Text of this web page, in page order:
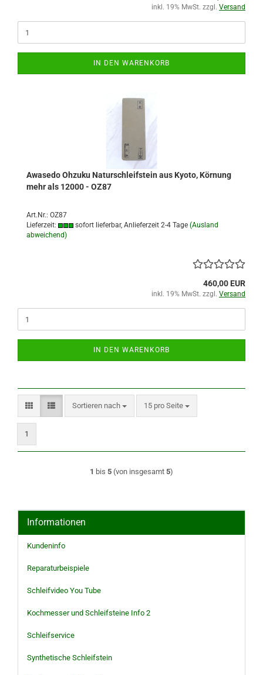
inkl. 19% MwSt. zzgl. Versand
IN DEN WARENKORB
Awasedo Ohzuku Naturschleifstein aus Kyoto, Körnung
mehr als 12000 - OZ87
Art.Nr.: OZ87
Lieferzeit:
sofort lieferbar, Anlieferzeit 2-4 Tage (Ausland
abweichend)
460,00 EUR
inkl. 19% MwSt. zzgl. Versand
IN DEN WARENKORB
Sortieren nach
Sortieren nach 15 pro Seite
pro Seite
1
1 bis 5 (von insgesamt 5)
Informationen
Kundeninfo
Reparaturbeispiele
Schleifvideo You Tube
Kochmesser und Schleifsteine Info 2
Schleifservice
Synthetische Schleifstein